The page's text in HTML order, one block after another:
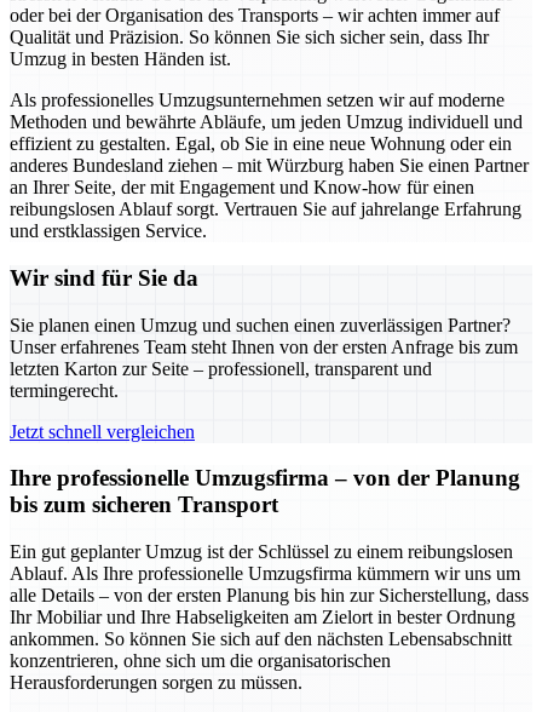
oder bei der Organisation des Transports – wir achten immer auf
Qualität und Präzision. So können Sie sich sicher sein, dass Ihr
Umzug in besten Händen ist.
Als professionelles Umzugsunternehmen setzen wir auf moderne
Methoden und bewährte Abläufe, um jeden Umzug individuell und
effizient zu gestalten. Egal, ob Sie in eine neue Wohnung oder ein
anderes Bundesland ziehen – mit Würzburg haben Sie einen Partner
an Ihrer Seite, der mit Engagement und Know-how für einen
reibungslosen Ablauf sorgt. Vertrauen Sie auf jahrelange Erfahrung
und erstklassigen Service.
Wir sind für Sie da
Sie planen einen Umzug und suchen einen zuverlässigen Partner?
Unser erfahrenes Team steht Ihnen von der ersten Anfrage bis zum
letzten Karton zur Seite – professionell, transparent und
termingerecht.
Jetzt schnell vergleichen
Ihre professionelle Umzugsfirma – von der Planung
bis zum sicheren Transport
Ein gut geplanter Umzug ist der Schlüssel zu einem reibungslosen
Ablauf. Als Ihre professionelle Umzugsfirma kümmern wir uns um
alle Details – von der ersten Planung bis hin zur Sicherstellung, dass
Ihr Mobiliar und Ihre Habseligkeiten am Zielort in bester Ordnung
ankommen. So können Sie sich auf den nächsten Lebensabschnitt
konzentrieren, ohne sich um die organisatorischen
Herausforderungen sorgen zu müssen.